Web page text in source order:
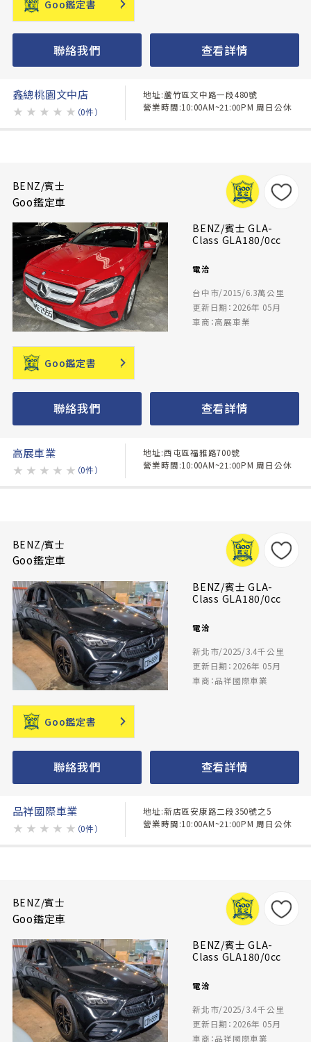
Goo鑑定書
聯絡我們 查看詳情
鑫總桃園文中店
★ ★ ★ ★ ★ （0件）
地址:蘆竹區文中路一段480號
營業時間:10:00AM~21:00PM 周日公休
BENZ/賓士
Goo鑑定車
BENZ/賓士 GLA-
Class GLA180/0cc
電洽
台中市/2015/6.3萬公里
更新日期：2026年 05月
車商：高展車業
Goo鑑定書
聯絡我們 查看詳情
高展車業
★ ★ ★ ★ ★ （0件）
地址:西屯區福雅路700號
營業時間:10:00AM~21:00PM 周日公休
BENZ/賓士
Goo鑑定車
BENZ/賓士 GLA-
Class GLA180/0cc
電洽
新北市/2025/3.4千公里
更新日期：2026年 05月
車商：品祥國際車業
Goo鑑定書
聯絡我們 查看詳情
品祥國際車業
★ ★ ★ ★ ★ （0件）
地址:新店區安康路二段350號之5
營業時間:10:00AM~21:00PM 周日公休
BENZ/賓士
Goo鑑定車
BENZ/賓士 GLA-
Class GLA180/0cc
電洽
新北市/2025/3.4千公里
更新日期：2026年 05月
車商：品祥國際車業